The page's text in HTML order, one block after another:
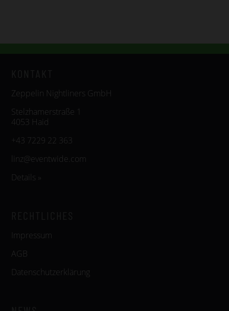
Zeppelin Nightliners GmbH
Stelzhamerstraße 1
4053 Haid
+43 7229 22 363
linz@eventwide.com
Details »
Impressum
AGB
Datenschutzerklärung